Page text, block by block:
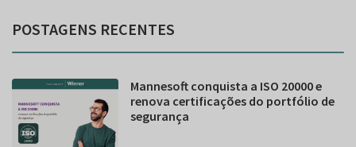
POSTAGENS RECENTES
Mannesoft conquista a ISO 20000 e
renova certificações do portfólio de
segurança